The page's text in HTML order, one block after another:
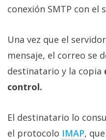
conexión SMTP con
Una vez que el
mensaje, el correo se
destinatario y la copia
control.
El destinatario lo
el protocolo IMAP‎,